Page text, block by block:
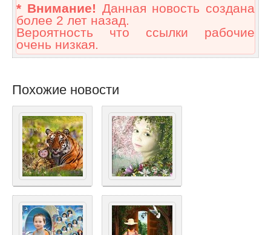
* Внимание! Данная новость создана
более 2 лет назад.
Вероятность что ссылки рабочие
очень низкая.
Похожие новости